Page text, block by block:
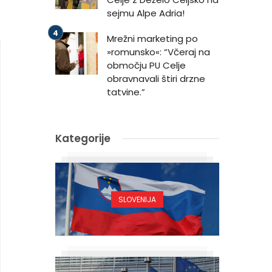
sejmu Alpe Adria!
Mrežni marketing po
»romunsko«: “Včeraj na
območju PU Celje
obravnavali štiri drzne
tatvine.”
Kategorije
SLOVENIJA